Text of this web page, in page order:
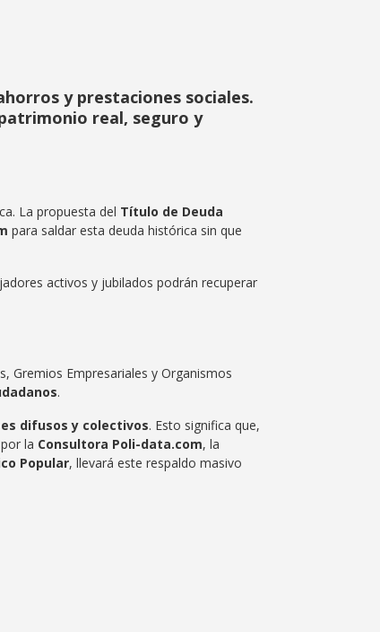
y prestaciones sociales.
real, seguro y
La propuesta del Título de Deuda
para saldar esta deuda histórica sin que
activos y jubilados podrán recuperar
Gremios Empresariales y Organismos
.
difusos y colectivos. Esto significa que,
la Consultora Poli-data.com, la
Popular, llevará este respaldo masivo